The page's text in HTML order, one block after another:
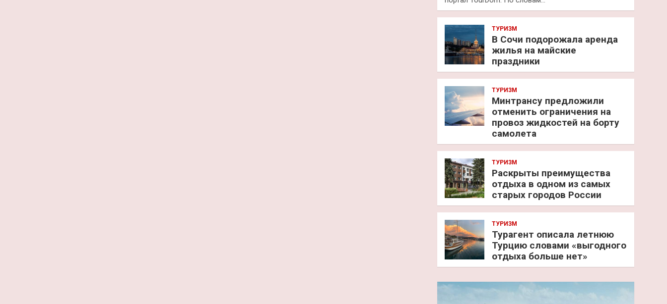
ТУРИЗМ
В Сочи подорожала аренда
жилья на майские
праздники
ТУРИЗМ
Минтрансу предложили
отменить ограничения на
провоз жидкостей на борту
самолета
ТУРИЗМ
Раскрыты преимущества
отдыха в одном из самых
старых городов России
ТУРИЗМ
Турагент описала летнюю
Турцию словами «выгодного
отдыха больше нет»